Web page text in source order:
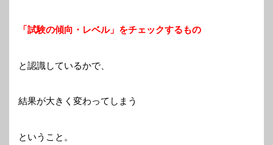
「試験の傾向・レベル」をチェックするもの
と認識しているかで、
結果が大きく変わってしまう
ということ。